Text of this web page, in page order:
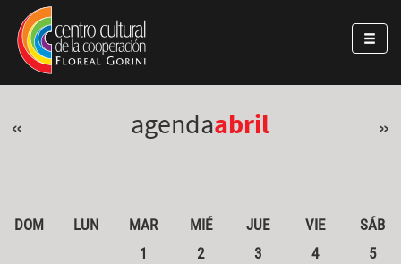
Pasar al contenido principal
Jump to main content
« agendaabril »
DOM LUN MAR MIÉ JUE VIE
SÁB
1
2 3 4
5